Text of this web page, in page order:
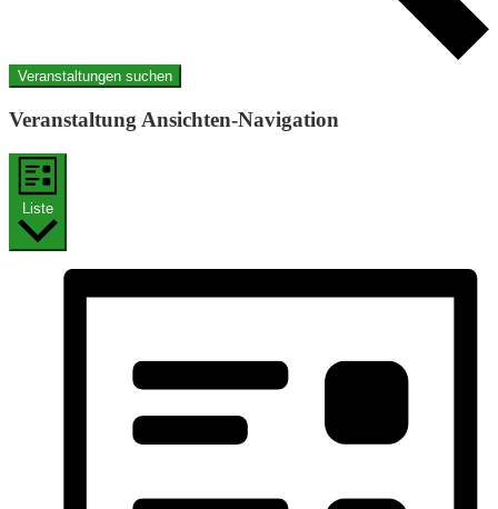
Veranstaltungen suchen
Veranstaltung Ansichten-Navigation
Liste